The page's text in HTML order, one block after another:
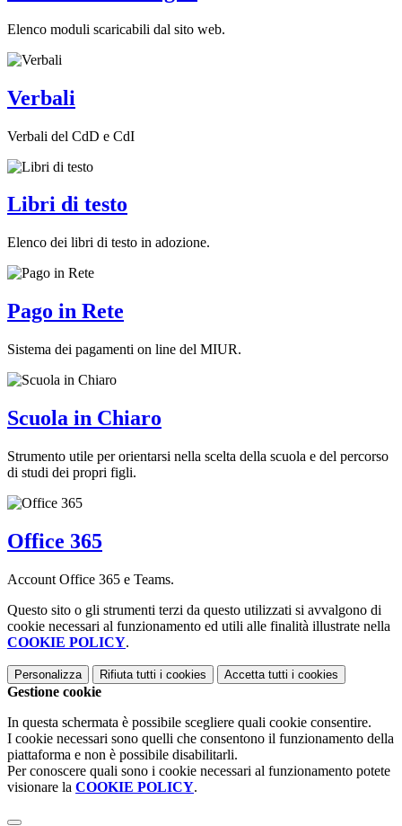
Elenco moduli scaricabili dal sito web.
Verbali
Verbali del CdD e CdI
Libri di testo
Elenco dei libri di testo in adozione.
Pago in Rete
Sistema dei pagamenti on line del MIUR.
Scuola in Chiaro
Strumento utile per orientarsi nella scelta della scuola e del percorso
di studi dei propri figli.
Office 365
Account Office 365 e Teams.
Questo sito o gli strumenti terzi da questo utilizzati si avvalgono di
cookie necessari al funzionamento ed utili alle finalità illustrate nella
COOKIE POLICY.
Personalizza Rifiuta tutti i cookies Accetta tutti i cookies
Gestione cookie
In questa schermata è possibile scegliere quali cookie consentire.
I cookie necessari sono quelli che consentono il funzionamento della
piattaforma e non è possibile disabilitarli.
Per conoscere quali sono i cookie necessari al funzionamento potete
visionare la COOKIE POLICY.